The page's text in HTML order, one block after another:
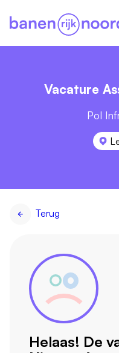
Vacature
Pol
Terug
Helaas! De